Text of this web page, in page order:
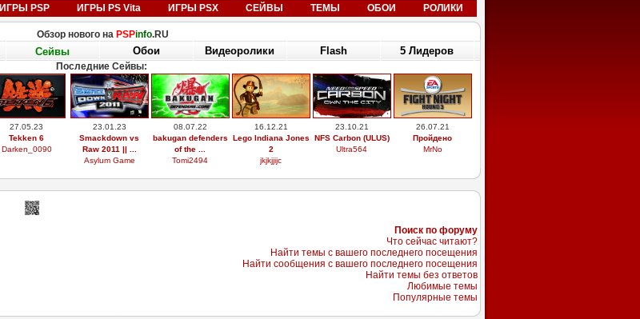
ИГРЫ PSP ИГРЫ PS Vita ИГРЫ PSX СЕЙВЫ ТЕМЫ ОБОИ РОЛИКИ
Обзор нового на PSPinfo.RU
Сейвы Обои Видеоролики Flash 5 Лидеров
Последние Сейвы:
27.05.23
Tekken 6
Darken_0090
23.01.23
Smackdown vs
Raw 2011 || ...
Asylum Game
08.07.22
bakugan defenders
of the ...
Tomi2494
16.12.21
Lego Indiana Jones
2
jkjkjjijc
23.10.21
NFS Carbon (ULUS)
Ultra564
26.07.21
Пройдено
MrNo
Поиск по форуму
Что сейчас читают?
Найти темы с вашего последнего посещения
Найти сообщения с вашего последнего посещения
Найти темы без ответов
Любимые темы
Популярные темы